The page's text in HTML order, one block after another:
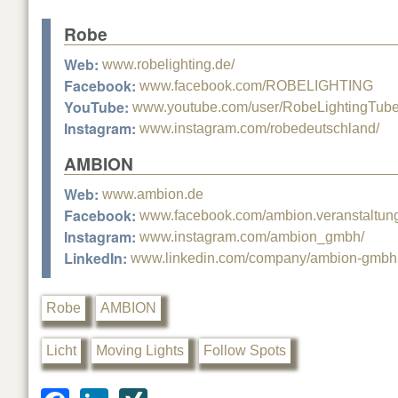
Robe
Web: www.robelighting.de/
Facebook: www.facebook.com/ROBELIGHTING
YouTube: www.youtube.com/user/
Instagram: www.instagram.com/robedeutschland/
AMBION
Web: www.ambion.de
Facebook: www.facebook.com/
Instagram: www.instagram.com/ambion_gmbh/
LinkedIn: www.linkedin.com/company/ambion-gmbh
Robe AMBION
Licht Moving Lights Follow Spots